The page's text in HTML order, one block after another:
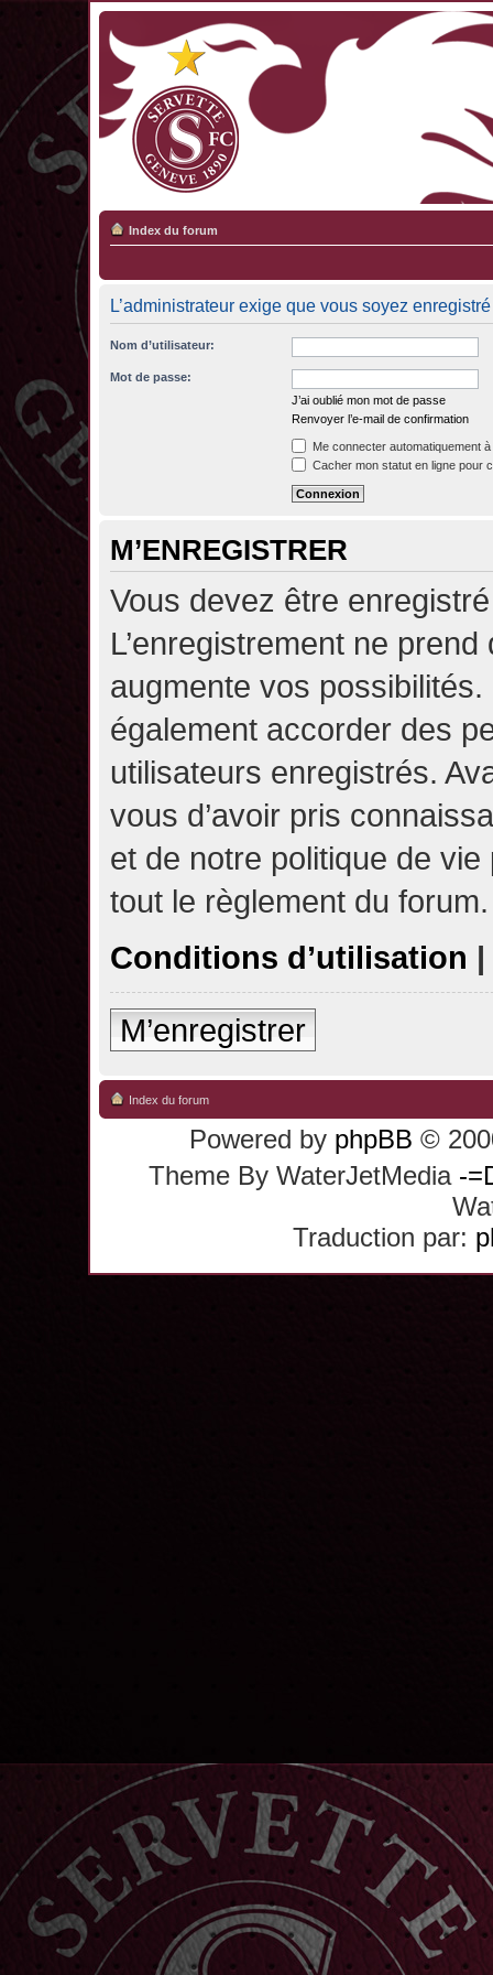
Index du forum
L’administrateur exige que vous soyez
Nom d’utilisateur:
Mot de passe:
J’ai oublié mon mot de passe
Renvoyer l’e-mail de confirmation
Me connecter automatiquement
Cacher mon statut en ligne pour
M’ENREGISTRER
Vous devez être
L’enregistrement ne
augmente vos possibilités.
également accorder des
utilisateurs enregistrés.
vous d’avoir pris
et de notre politique de
tout le règlement du forum.
Conditions d’utilisation |
M’enregistrer
Index du forum
Powered by phpBB ©
Theme By WaterJetMedia -
Traduction par: